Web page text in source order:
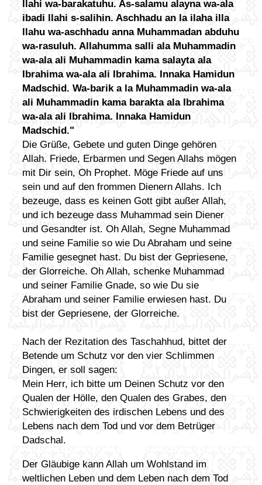
llahi wa-barakatuhu. As-salamu alayna wa-ala
ibadi llahi s-salihin. Aschhadu an la ilaha illa
llahu wa-aschhadu anna Muhammadan abduhu
wa-rasuluh. Allahumma salli ala Muhammadin
wa-ala ali Muhammadin kama salayta ala
Ibrahima wa-ala ali Ibrahima. Innaka Hamidun
Madschid. Wa-barik a la Muhammadin wa-ala
ali Muhammadin kama barakta ala Ibrahima
wa-ala ali Ibrahima. Innaka Hamidun
Madschid."
Die Grüße, Gebete und guten Dinge gehören
Allah. Friede, Erbarmen und Segen Allahs mögen
mit Dir sein, Oh Prophet. Möge Friede auf uns
sein und auf den frommen Dienern Allahs. Ich
bezeuge, dass es keinen Gott gibt außer Allah,
und ich bezeuge dass Muhammad sein Diener
und Gesandter ist. Oh Allah, Segne Muhammad
und seine Familie so wie Du Abraham und seine
Familie gesegnet hast. Du bist der Gepriesene,
der Glorreiche. Oh Allah, schenke Muhammad
und seiner Familie Gnade, so wie Du sie
Abraham und seiner Familie erwiesen hast. Du
bist der Gepriesene, der Glorreiche.
Nach der Rezitation des Taschahhud, bittet der
Betende um Schutz vor den vier Schlimmen
Dingen, er soll sagen:
Mein Herr, ich bitte um Deinen Schutz vor den
Qualen der Hölle, den Qualen des Grabes, den
Schwierigkeiten des irdischen Lebens und des
Lebens nach dem Tod und vor dem Betrüger
Dadschal.
Der Gläubige kann Allah um Wohlstand im
weltlichen Leben und dem Leben nach dem Tod